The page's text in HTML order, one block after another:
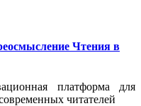
Чтения в
платформа для
читателей